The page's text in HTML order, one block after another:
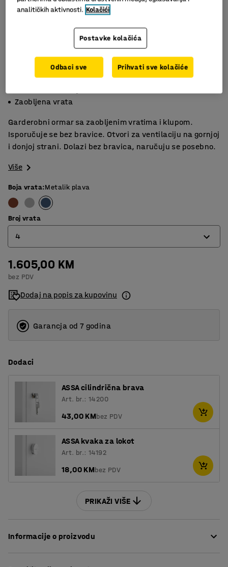
S 2 pretinaca
Zaobljena vrata
Garderobni ormar sa zaobljenim vratima i klupom.
Isporučuje se bez bravice. Otvori za ventilaciju na gornjoj
i donjoj strani. Dolazi bez bravica, naručuju se posebno.
Više
Boja vrata:Metalik plava
Broj vrata
4
4
6
8
1.605,00 KM
bez PDV
Dodaj na popis za kupovinu
Garancja od 7 godina
Dodaci
ASSA cilindrična brava
Art. br.: 14200
43,00 KMbez PDV
ASSA kvaka za lokot
Art. br.: 14192
18,00 KMbez PDV
PRIKAŽI VIŠE
Informacije o proizvodu
analitičkih aktivnosti. Kolačići
Postavke kolačića
Odbaci sve Prihvati sve kolačiće